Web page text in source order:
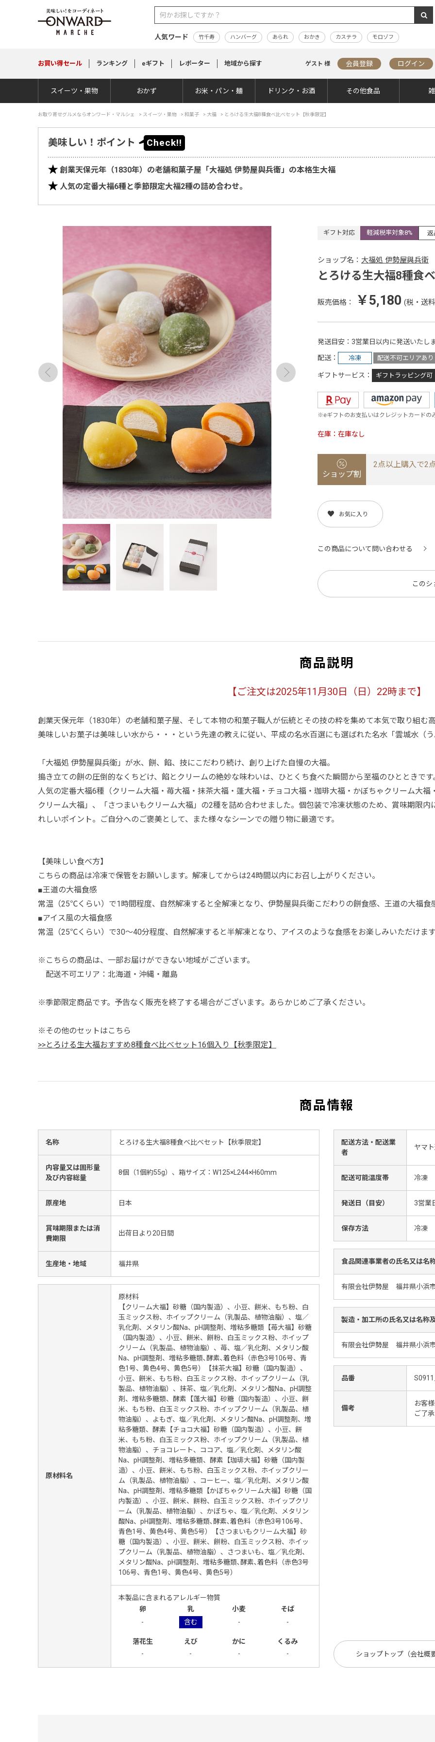
人気ワード 竹千寿 ハンバーグ あられ おかき カステラ モロゾフ
お買い得セール ランキング eギフト レポーター 地域から探す ゲスト 様 会員登録 ログイン
スイーツ・果物 おかず お米・パン・麺 ドリンク・お酒 その他食品
お取り寄せグルメならオンワード・マルシェ > スイーツ・果物 > 和菓子 > 大福 > とろける生大福8種食べ比べセット【秋季限定】
美味しい！ポイント
創業天保元年（1830年）の老舗和菓子屋「大福処 伊勢屋與兵衛」の本格生大福
人気の定番大福6種と季節限定大福2種の詰め合わせ。
ギフト対応 軽減税率対象8% 返
ショップ名： 大福処 伊勢屋與兵衛
とろける生大福8種食
販売価格： ￥5,180 (税・送
発送目安 3営業日以内に発送いたしま
配送 冷凍 配送不可エリアあり
ギフトサービス ギフトラッピング可
※eギフトのお支払いはクレジットカードの
在庫 在庫なし
ショップ割
2点以上購入で2
お気に入り
この商品について問い合わせる
このシ
商品説明
【ご注文は2025年11月30日（日）22時まで】
創業天保元年（1830年）の老舗和菓子屋、そして本物の和菓子職人が伝統とその技の粋を集めて本気で取り組む
美味しいお菓子は美味しい水から・・・という先達の教えに従い、平成の名水百選にも選ばれた名水「雲城水（
「大福処 伊勢屋與兵衛」が水、餅、餡、技にこだわり続け、創り上げた自慢の大福。
搗き立ての餅の圧倒的なくちどけ、餡とクリームの絶妙な味わいは、ひとくち食べた瞬間から至福のひとときです
人気の定番大福6種（クリーム大福・苺大福・抹茶大福・蓬大福・チョコ大福・珈琲大福・かぼちゃクリーム大
クリーム大福」、「さつまいもクリーム大福」の2種を詰め合わせました。個包装で冷凍状態のため、賞味期限
れしいポイント。ご自分へのご褒美として、また様々なシーンでの贈り物に最適です。
【美味しい食べ方】
こちらの商品は冷凍で保管をお願いします。解凍してからは24時間以内にお召し上がりください。
■王道の大福食感
常温（25℃くらい）で1時間程度、自然解凍すると全解凍となり、伊勢屋與兵衛こだわりの餅食感、王道の大福食
■アイス風の大福食感
常温（25℃くらい）で30～40分程度、自然解凍すると半解凍となり、アイスのような食感をお楽しみいただけます
※こちらの商品は、一部お届けができない地域がございます。
配送不可エリア：北海道・沖縄・離島
※季節限定商品です。予告なく販売を終了する場合がございます。あらかじめご了承ください。
※その他のセットはこちら
>>とろける生大福おすすめ8種食べ比べセット16個入り【秋季限定】
商品情報
名称 とろける生大福8種食べ比べセット【秋季限定】
内容量又は固形量
及び内容総量
8個（1個約55g）、箱サイズ：W125×L244×H60mm
原産地 日本
賞味期限または消
費期限
出荷日より20日間
生産地・地域 福井県
原材料名
原材料
【クリーム大福】砂糖（国内製造）、小豆、餅米、もち粉、白
玉ミックス粉、ホイップクリーム（乳製品、植物油脂）、塩／
乳化剤、メタリン酸Na、pH調整剤、増粘多糖類【苺大福】砂糖
（国内製造）、小豆、餅米、餅粉、白玉ミックス粉、ホイップ
クリーム（乳製品、植物油脂）、苺、塩／乳化剤、メタリン酸
Na、pH調整剤、増粘多糖類､酵素､着色料（赤色3号106号、青
色1号、黄色4号、黄色5号）【抹茶大福】砂糖（国内製造）、
小豆、餅米、もち粉、白玉ミックス粉、ホイップクリーム（乳
製品、植物油脂）、抹茶、塩／乳化剤、メタリン酸Na、pH調整
剤、増粘多糖類、酵素【蓬大福】砂糖（国内製造）、小豆、餅
米、もち粉、白玉ミックス粉、ホイップクリーム（乳製品、植
物油脂）、よもぎ、塩／乳化剤、メタリン酸Na、pH調整剤、増
粘多糖類、酵素【チョコ大福】砂糖（国内製造）、小豆、餅
米、もち粉、白玉ミックス粉、ホイップクリーム（乳製品、植
物油脂）、チョコレート、ココア、塩／乳化剤、メタリン酸
Na、pH調整剤、増粘多糖類、酵素【珈琲大福】砂糖（国内製
造）、小豆、餅米、もち粉、白玉ミックス粉、ホイップクリー
ム（乳製品、植物油脂）、コーヒー、塩／乳化剤、メタリン酸
Na、pH調整剤、増粘多糖類【かぼちゃクリーム大福】砂糖（国
内製造）、小豆、餅米、餅粉、白玉ミックス粉、ホイップクリ
ーム（乳製品、植物油脂）、かぼちゃ、塩／乳化剤、メタリン
酸Na、pH調整剤、増粘多糖類､酵素､着色料（赤色3号106号、
青色1号、黄色4号、黄色5号）【さつまいもクリーム大福】砂
糖（国内製造）、小豆、餅米、餅粉、白玉ミックス粉、ホイッ
プクリーム（乳製品、植物油脂）、さつまいも、塩／乳化剤、
メタリン酸Na、pH調整剤、増粘多糖類､酵素､着色料（赤色3号
106号、青色1号、黄色4号、黄色5号）
本製品に含まれるアレルギー物質
卵
乳 小麦
そば
-
含む - -
落花生 えび かに
くるみ
-
- - -
配送方法・配送業
者
ヤマ
配送可能温度帯 冷凍
発送日（目安） 3営業
保存方法 冷凍
食品関連事業者の氏名又は名
有限会社伊勢屋 福井県小浜
製造・加工所の氏名又は名称
有限会社伊勢屋 福井県小浜
品番
備考
お客
ご了
ショップトップ（会社概